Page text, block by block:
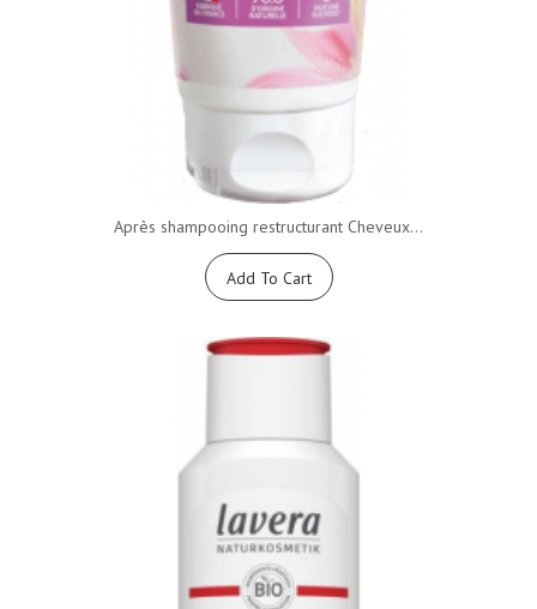
Après shampooing restructurant Cheveux...
Add To Cart